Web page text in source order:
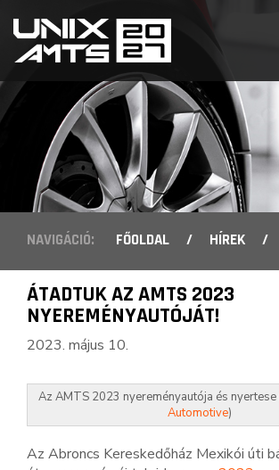
NAVIGÁCIÓ: FŐOLDAL / HÍREK /
ÁTADTUK AZ AMTS 2023
NYEREMÉNYAUTÓJÁT!
2023. május 10.
Az AMTS 2023 nyereményautója és nyertese
Automotive)
Az Abroncs Kereskedőház Mexikói úti